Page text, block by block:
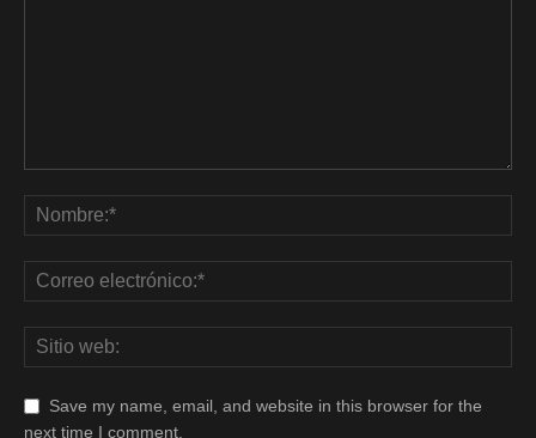
Save my name, email, and website in this browser for the
next time I comment.